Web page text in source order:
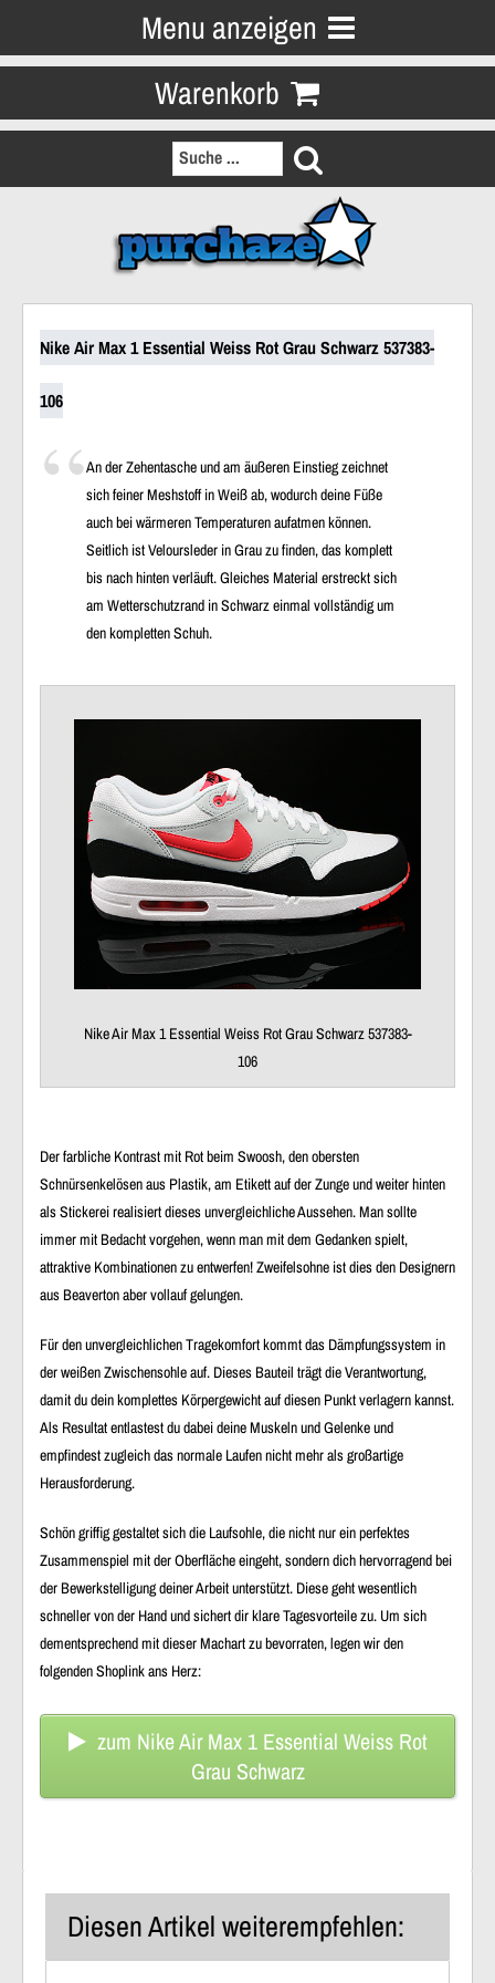
Menu anzeigen
Warenkorb
Nike Air Max 1 Essential Weiss Rot Grau Schwarz 537383-
106
An der Zehentasche und am äußeren Einstieg zeichnet
sich feiner Meshstoff in Weiß ab, wodurch deine Füße
auch bei wärmeren Temperaturen aufatmen können.
Seitlich ist Veloursleder in Grau zu finden, das komplett
bis nach hinten verläuft. Gleiches Material erstreckt sich
am Wetterschutzrand in Schwarz einmal vollständig um
den kompletten Schuh.
Nike Air Max 1 Essential Weiss Rot Grau Schwarz 537383-
106
Der farbliche Kontrast mit Rot beim Swoosh, den obersten
Schnürsenkelösen aus Plastik, am Etikett auf der Zunge und weiter hinten
als Stickerei realisiert dieses unvergleichliche Aussehen. Man sollte
immer mit Bedacht vorgehen, wenn man mit dem Gedanken spielt,
attraktive Kombinationen zu entwerfen! Zweifelsohne ist dies den Designern
aus Beaverton aber vollauf gelungen.
Für den unvergleichlichen Tragekomfort kommt das Dämpfungssystem in
der weißen Zwischensohle auf. Dieses Bauteil trägt die Verantwortung,
damit du dein komplettes Körpergewicht auf diesen Punkt verlagern kannst.
Als Resultat entlastest du dabei deine Muskeln und Gelenke und
empfindest zugleich das normale Laufen nicht mehr als großartige
Herausforderung.
Schön griffig gestaltet sich die Laufsohle, die nicht nur ein perfektes
Zusammenspiel mit der Oberfläche eingeht, sondern dich hervorragend bei
der Bewerkstelligung deiner Arbeit unterstützt. Diese geht wesentlich
schneller von der Hand und sichert dir klare Tagesvorteile zu. Um sich
dementsprechend mit dieser Machart zu bevorraten, legen wir den
folgenden Shoplink ans Herz:
zum Nike Air Max 1 Essential Weiss Rot
Grau Schwarz
Diesen Artikel weiterempfehlen: